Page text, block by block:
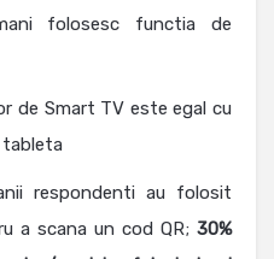
folosesc functia de
de Smart TV este egal cu
respondenti au folosit
a scana un cod QR; 30%